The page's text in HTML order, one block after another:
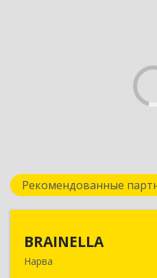
Рекомендованные
BRAINELLA
Нарва